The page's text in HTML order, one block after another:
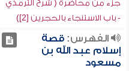
جزء من محاضرة ( شرح الترمذي
- باب الاستنجاء بالحجرين [2])
الفهرس:قصة
إسلام عبد الله بن
مسعود